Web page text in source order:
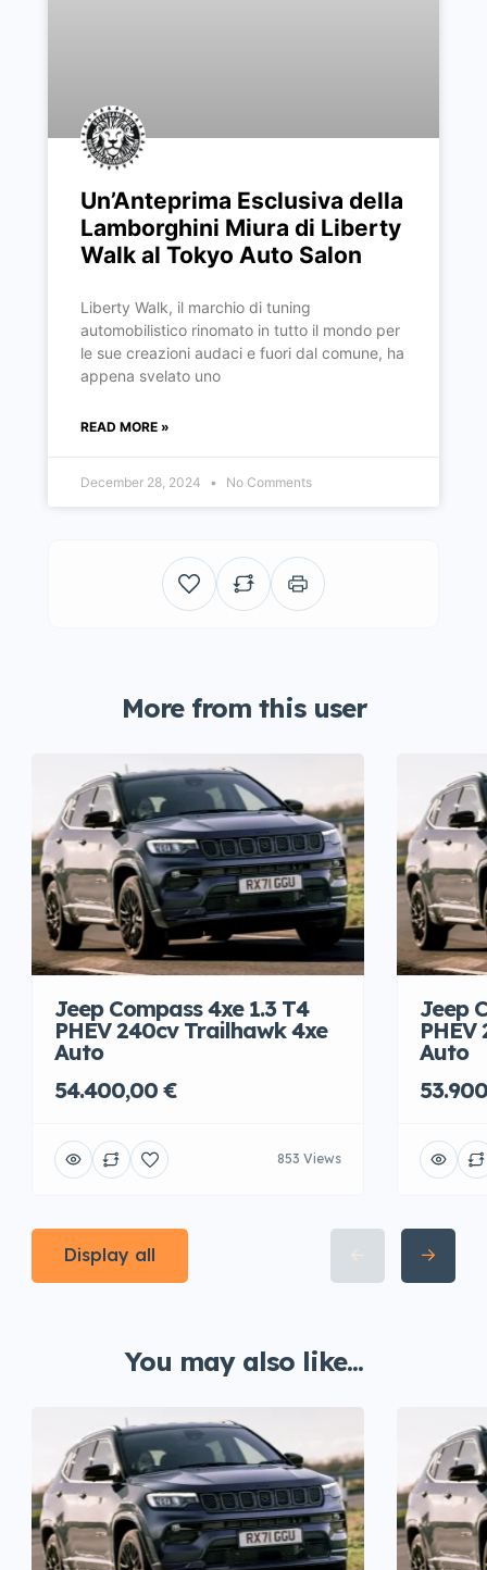
Un’Anteprima Esclusiva della
Lamborghini Miura di Liberty
Walk al Tokyo Auto Salon
Liberty Walk, il marchio di tuning
automobilistico rinomato in tutto il mondo per
le sue creazioni audaci e fuori dal comune, ha
appena svelato uno
READ MORE »
December 28, 2024 No Comments
More from this user
Jeep Compass 4xe 1.3 T4
PHEV 240cv Trailhawk 4xe
Auto
54.400,00 €
853 Views
Jeep
Auto
Display all
You may also like...